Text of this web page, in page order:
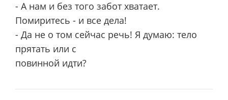
- А нам и без того забот хватает.
Помиритесь - и все дела!
- Да не о том сейчас речь! Я думаю: тело
прятать или с
повинной идти?